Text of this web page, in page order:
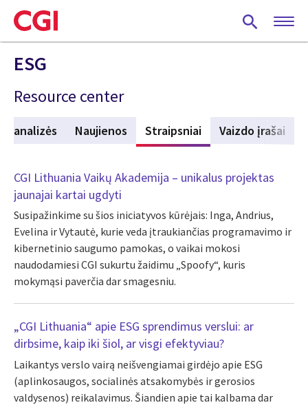
Skip
to
main
content
ESG
Resource center
analizės Naujienos Straipsniai (active tab)
Vaizdo įrašai
CGI Lithuania Vaikų Akademija – unikalus projektas
jaunajai kartai ugdyti
Susipažinkime su šios iniciatyvos kūrėjais: Inga, Andrius,
Evelina ir Vytautė, kurie veda įtraukiančias programavimo ir
kibernetinio saugumo pamokas, o vaikai mokosi
naudodamiesi CGI sukurtu žaidimu „Spoofy“, kuris
mokymąsi paverčia dar smagesniu.
„CGI Lithuania“ apie ESG sprendimus verslui: ar
dirbsime, kaip iki šiol, ar visgi efektyviau?
Laikantys verslo vairą neišvengiamai girdėjo apie ESG
(aplinkosaugos, socialinės atsakomybės ir gerosios
valdysenos) reikalavimus. Šiandien apie tai kalbama dar